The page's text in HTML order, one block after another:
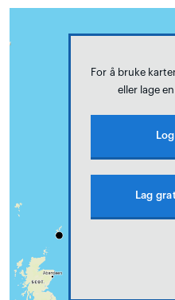
For å bruke
eller lage
Lag